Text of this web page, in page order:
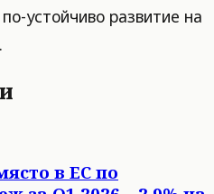
устойчиво развитие на
в ЕС по